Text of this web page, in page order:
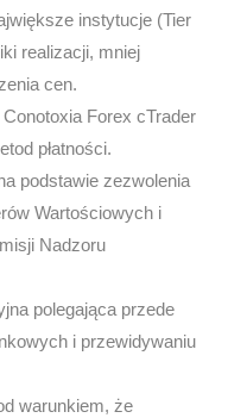
instytucje (Tier
realizacji, mniej
cen.
Forex cTrader
płatności.
podstawie zezwolenia
Wartościowych i
Nadzoru
polegająca przede
i przewidywaniu
warunkiem, że